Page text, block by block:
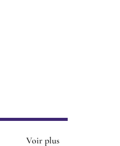
Voir plus